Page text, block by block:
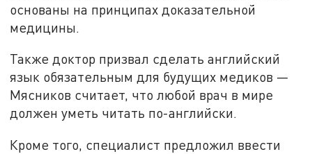
основаны на принципах доказательной
медицины.
Также доктор призвал сделать английский
язык обязательным для будущих медиков —
Мясников считает, что любой врач в мире
должен уметь читать по-английски.
Кроме того, специалист предложил ввести